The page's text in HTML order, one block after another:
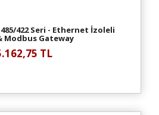
422 Seri - Ethernet İzoleli
Modbus Gateway
TL